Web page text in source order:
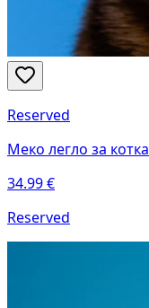
Reserved
Меко легло за котка
34.99€
Reserved